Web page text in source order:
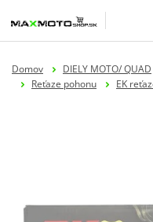
Domov DIELY MOTO/ QUAD
Reťaze pohonu
EK